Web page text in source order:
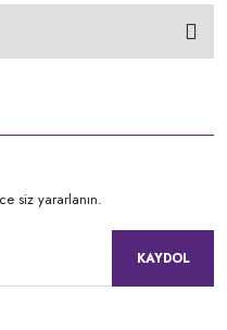
siz yararlanın.
KAYDOL